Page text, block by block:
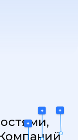
+
+
+